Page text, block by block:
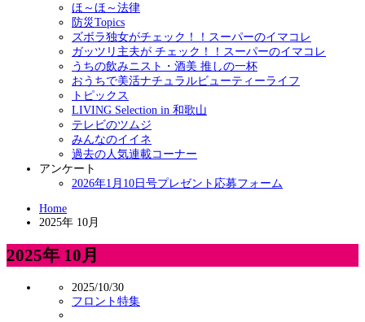
ほ～ほ～法律
防災Topics
ズボラ独女がチェック！！スーパーのイマコレ
ガッツリ主夫が チェック！！スーパーのイマコレ
うちの飲みニスト・酒美 推しの一杯
おうちで美活ナチュラルビューティーライフ
トピックス
LIVING Selection in 和歌山
テレビのツムジ
みんなのイイネ
過去の人気連載コーナー
アンケート
2026年1月10日号プレゼント応募フォーム
Home
2025年 10月
2025年 10月
2025/10/30
フロント特集